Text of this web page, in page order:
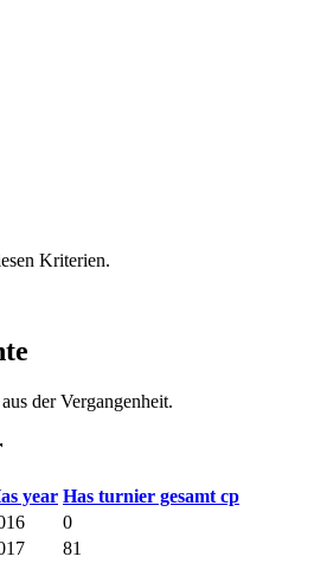
Kriterien.
der Vergangenheit.
year Has turnier gesamt cp
0
81